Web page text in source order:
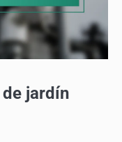
jardín